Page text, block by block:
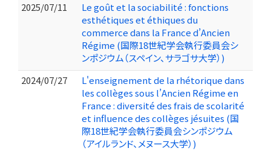
2025/07/11
Le goût et la sociabilité : fonctions
esthétiques et éthiques du
commerce dans la France d’Ancien
Régime (国際18世紀学会執行委員会シ
ンポジウム（スペイン、サラゴサ大学）)
2024/07/27
L'enseignement de la rhétorique dans
les collèges sous l’Ancien Régime en
France : diversité des frais de scolarité
et influence des collèges jésuites (国
際18世紀学会執行委員会シンポジウム
（アイルランド、メヌース大学）)